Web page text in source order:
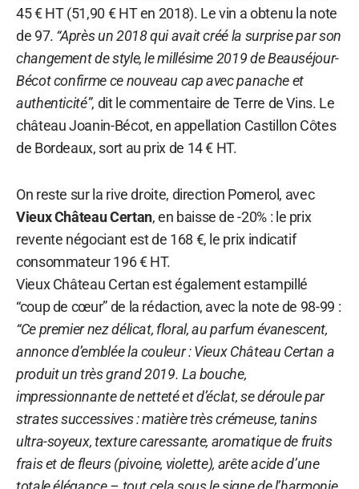
45 € HT (51,90 € HT en 2018). Le vin a obtenu la note
de 97. “Après un 2018 qui avait créé la surprise par son
changement de style, le millésime 2019 de Beauséjour-
Bécot confirme ce nouveau cap avec panache et
authenticité”, dit le commentaire de Terre de Vins. Le
château Joanin-Bécot, en appellation Castillon Côtes
de Bordeaux, sort au prix de 14 € HT.
On reste sur la rive droite, direction Pomerol, avec
Vieux Château Certan, en baisse de -20% : le prix
revente négociant est de 168 €, le prix indicatif
consommateur 196 € HT.
Vieux Château Certan est également estampillé
“coup de cœur” de la rédaction, avec la note de 98-99 :
“Ce premier nez délicat, floral, au parfum évanescent,
annonce d’emblée la couleur : Vieux Château Certan a
produit un très grand 2019. La bouche,
impressionnante de netteté et d’éclat, se déroule par
strates successives : matière très crémeuse, tanins
ultra-soyeux, texture caressante, aromatique de fruits
frais et de fleurs (pivoine, violette), arête acide d’une